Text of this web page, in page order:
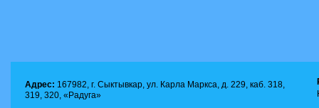
Адрес: 167982, г. Сыктывкар, ул. Карла Маркса, д. 229, каб. 318,
319, 320, «Радуга»